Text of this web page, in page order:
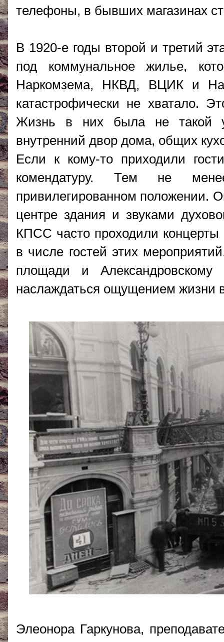
телефоны, в бывших магазинах
В 1920-е годы второй и третий
под коммунальное жилье,
Наркомзема, НКВД, ВЦИК и
катастрофически не хватало.
Жизнь в них была не такой
внутренний двор дома, общих
Если к кому-то приходили
комендатуру. Тем не
привилегированном положении.
центре здания и звуками
КПСС часто проходили
в числе гостей этих
площади и
наслаждаться ощущением жизни
Элеонора Гаркунова,